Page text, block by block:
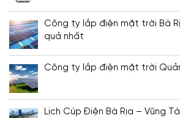
Công ty lắp điện mặt trời Bà
quả nhất
Công ty lắp điện mặt trời
Lịch Cúp Điện Bà Rịa – Vũng